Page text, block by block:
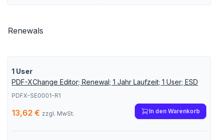
Renewals
1 User
PDF-XChange Editor; Renewal; 1 Jahr Laufzeit; 1 User; ESD
PDFX-SE0001-R1
13,62 € zzgl. MwSt. In den Warenkorb